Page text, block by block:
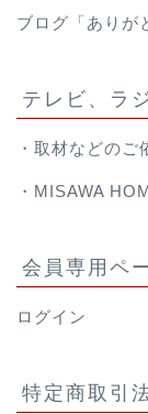
ブログ「ありが
テレビ、ラ
・取材などのご
・ MISAWA
会員専用ペ
ログイン
特定商取引